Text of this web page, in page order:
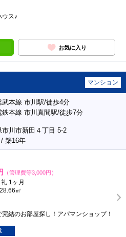
ウス♪
お気に入り
マンション
武本線 市川駅/徒歩4分
鉄本線 市川真間駅/徒歩7分
市川市新田４丁目 5-2
築16年
（管理費等3,000円）
1ヶ月
㎡
完結のお部屋探し！アパマンショップ！